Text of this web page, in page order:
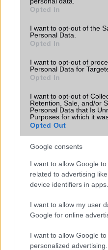
grant or deny consent to
use your data for below
consent section.
Opted In
I want to opt-out of the
Personal Data.
Opted In
I want to opt-out of
Personal Data for
Opted In
I want to opt-out of
Retention, Sale, and/or
Personal Data that Is
Purposes for which it
Opted Out
Google consents
I want to allow Google
related to advertising
device identifiers in apps.
I want to allow my user
Google for online
I want to allow Google
personalized advertising.
2026-on
Az Apple idén szokatlan módon
fejlesztések érkeznek a WWDC
AI-varázslat
megérkezett a
funkciója
2026.02.10
Egy apró frissítésnek tűnik, de
mobilos képszerkesztést az, amit
Apple-felhasználóknak.
Az Apple
térhet vissza
2026.01.22
Egy friss jelentés szerint az Apple
a Sirit, és a korábbi elutasítás
Rejtett
tempó:
S26 Ultra körül